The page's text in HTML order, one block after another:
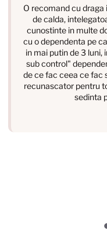
O recomand cu draga
de calda,
cunostinte in multe
cu o dependenta pe
in mai putin de 3 luni,
sub control"
de ce fac ceea ce fac
recunascator pentru
sedinta